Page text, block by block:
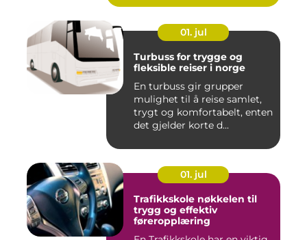
01. jul
Turbuss for trygge og
fleksible reiser i norge
En turbuss gir grupper
mulighet til å reise samlet,
trygt og komfortabelt, enten
det gjelder korte d...
01. jul
Trafikkskole nøkkelen til
trygg og effektiv
føreropplæring